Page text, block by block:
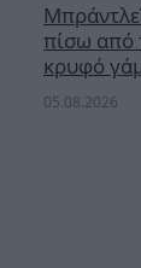
πίσω από
κρυφό
05.08.2026